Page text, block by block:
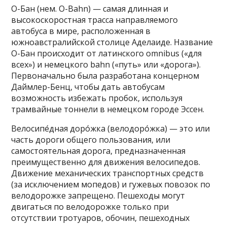
О-Бан (нем. O-Bahn) — самая длинная и
высокоскоростная трасса направляемого
автобуса в мире, расположенная в
южноавстралийской столице Аделаиде. Название
О-Бан происходит от латинского omnibus («для
всех») и немецкого bahn («путь» или «дорога»).
Первоначально была разработана концерном
Даймлер-Бенц, чтобы дать автобусам
возможность избежать пробок, используя
трамвайные тоннели в немецком городе Эссен.
Велосипе́дная доро́жка (велодоро́жка) — это или
часть дороги общего пользования, или
самостоятельная дорога, предназначенная
преимущественно для движения велосипедов.
Движение механических транспортных средств
(за исключением мопедов) и гужевых повозок по
велодорожке запрещено. Пешеходы могут
двигаться по велодорожке только при
отсутствии тротуаров, обочин, пешеходных